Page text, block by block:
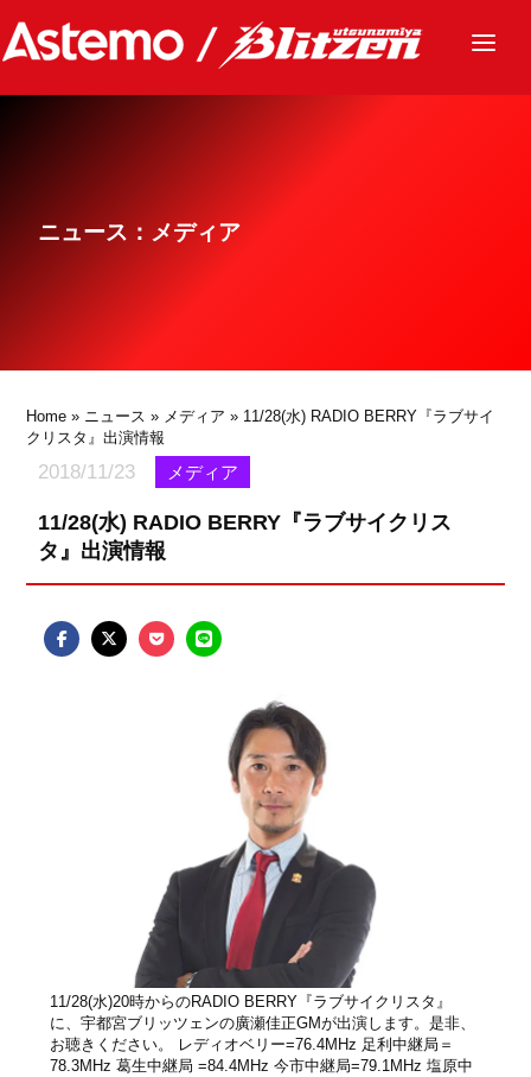
ニュース
グッズ
ニュース：メディア
Home » ニュース » メディア » 11/28(水) RADIO BERRY『ラブサイ
クリスタ』出演情報
2018/11/23 メディア
11/28(水) RADIO BERRY『ラブサイクリス
タ』出演情報
11/28(水)20時からのRADIO BERRY『ラブサイクリスタ』
に、宇都宮ブリッツェンの廣瀬佳正GMが出演します。是非、
お聴きください。 レディオベリー=76.4MHz 足利中継局＝
78.3MHz 葛生中継局 =84.4MHz 今市中継局=79.1MHz 塩原中